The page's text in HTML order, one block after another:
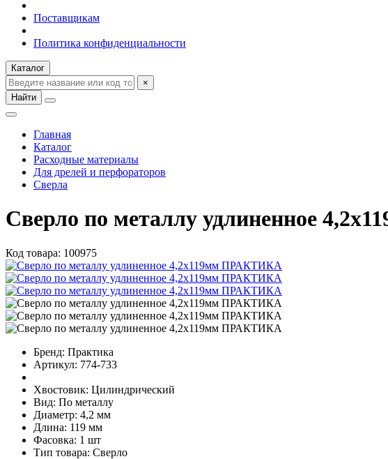
Поставщикам
Политика конфиденциальности
Каталог
×
Найти
Главная
Каталог
Расходные материалы
Для дрелей и перфораторов
Сверла
Сверло по металлу удлиненное
Код товара: 100975
Бренд: Практика
Артикул: 774-733
Хвостовик: Цилиндрический
Вид: По металлу
Диаметр: 4,2 мм
Длина: 119 мм
Фасовка: 1 шт
Тип товара: Сверло